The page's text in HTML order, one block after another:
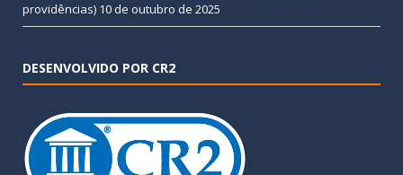
providências) 10 de outubro de 2025
DESENVOLVIDO POR CR2